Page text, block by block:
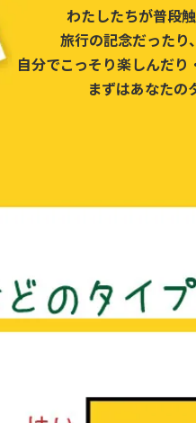
わたしたちが普段
旅行の記念だったり
自分でこっそり楽しんだ
まずはあなたの